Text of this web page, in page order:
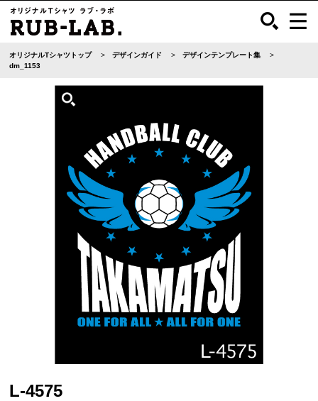
オリジナルTシャツトップ デザインガイド
デザインテンプレート集
dm_1153
L-4575